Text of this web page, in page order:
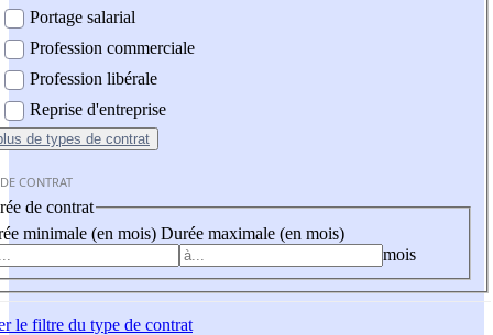
Portage salarial
Profession commerciale
Profession libérale
Reprise d'entreprise
de types de contrat
CONTRAT
de contrat
minimale (en mois) Durée maximale (en mois)
mois
le filtre du type de contrat